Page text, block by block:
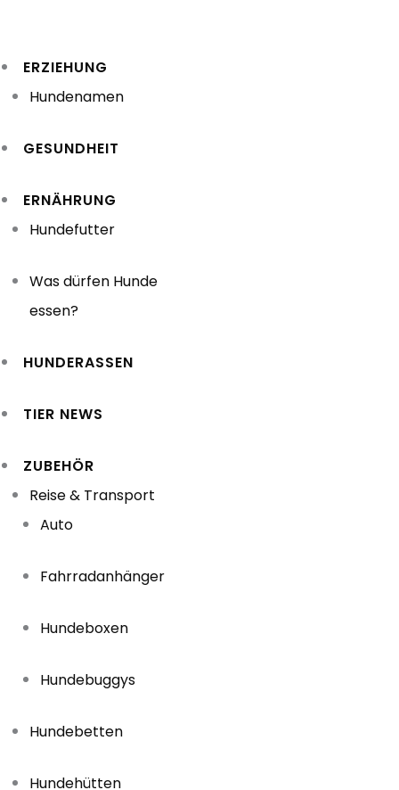
springen
ERZIEHUNG
Hundenamen
GESUNDHEIT
ERNÄHRUNG
Hundefutter
Was dürfen Hunde
essen?
HUNDERASSEN
TIER NEWS
ZUBEHÖR
Reise & Transport
Auto
Fahrradanhänger
Hundeboxen
Hundebuggys
Hundebetten
Hundehütten